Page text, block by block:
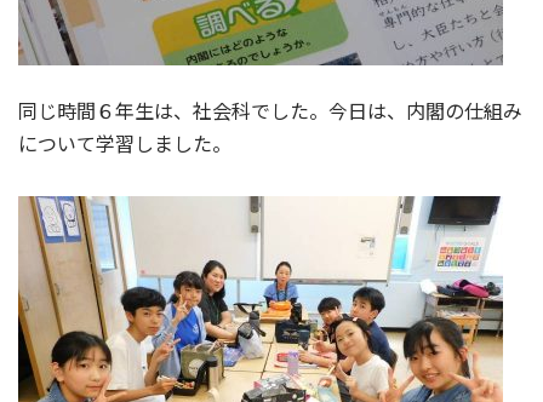
同じ時間６年生は、社会科でした。今日は、内閣の仕組み
について学習しました。